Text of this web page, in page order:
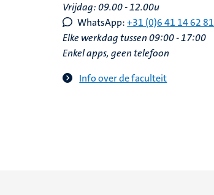
Vrijdag: 09.00 - 12.00u
WhatsApp: +31 (0)6 41 14 62 81
Elke werkdag tussen 09:00 - 17:00
Enkel apps, geen telefoon
Info over de faculteit